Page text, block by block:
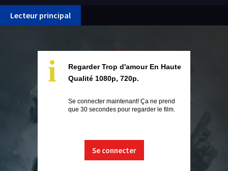
Lecteur principal
i
Regarder Trop d'amour En Haute
Qualité 1080p, 720p.
Se connecter maintenant! Ça ne prend
que 30 secondes pour regarder le film.
Se connecter